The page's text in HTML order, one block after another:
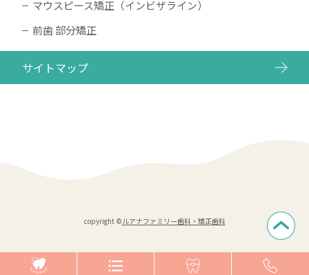
マウスピース矯正（インビザライン）
前歯 部分矯正
サイトマップ
copyright ©ルアナファミリー歯科・矯正歯科